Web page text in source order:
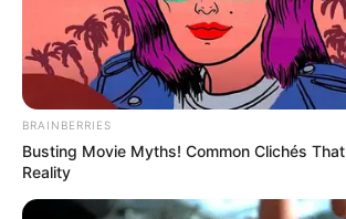
90s Hair Trends That Screamed
BRAINBERRIES
BRAINBERRIES
Busting Movie Myths! Common Clichés
Reality